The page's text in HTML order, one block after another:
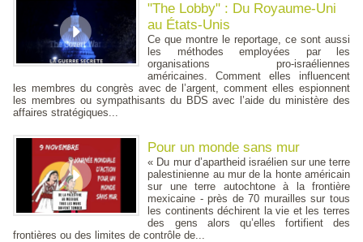
"The Lobby" : Du Royaume-Uni
au États-Unis
Ce que montre le reportage, ce sont aussi
les méthodes employées par les
organisations pro-israéliennes
américaines. Comment elles influencent
les membres du congrès avec de l’argent, comment elles espionnent
les membres ou sympathisants du BDS avec l’aide du ministère des
affaires stratégiques...
Pour un monde sans mur
« Du mur d’apartheid israélien sur une terre
palestinienne au mur de la honte américain
sur une terre autochtone à la frontière
mexicaine - près de 70 murailles sur tous
les continents déchirent la vie et les terres
des gens alors qu’elles fortifient des
frontières ou des limites de contrôle de...